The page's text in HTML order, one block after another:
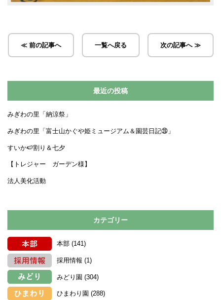
≪ 前の記事へ 一覧へ戻る 次の記事へ ≫
最近の投稿
みぎわの里「納涼祭」
みぎわの里「富士山かぐや姫ミュージアム＆園芸日記㉘」
すいか🍉割り＆七夕
【トレジャー ガーデン様】
法人美化活動
カテゴリー
本部 (141)
採用情報 (1)
みどり園 (304)
ひまわり園 (288)